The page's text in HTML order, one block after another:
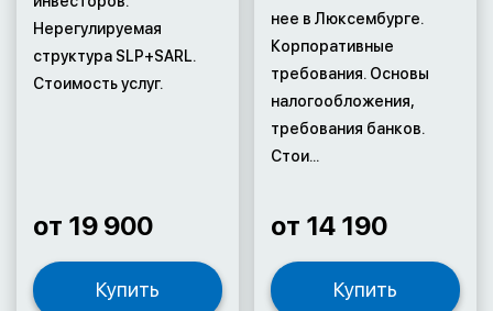
Нерегулируемая
структура SLP+SARL.
Стоимость услуг.
от 19 900
Купить
нее в Люксембурге.
Корпоративные
требования. Основы
налогообложения,
требования банков.
Стои...
от 14 190
Купить